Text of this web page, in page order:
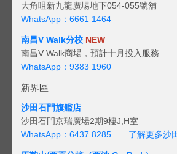
大角咀新九龍廣場地下054-055號舖
WhatsApp：6661 1464
南昌V Walk分校 NEW
南昌V Walk商場，預計十月投入服務
WhatsApp：9383 1960
新界區
沙田石門旗艦店
沙田石門京瑞廣場2期9樓J,H室
WhatsApp：6437 8285
了解更多沙